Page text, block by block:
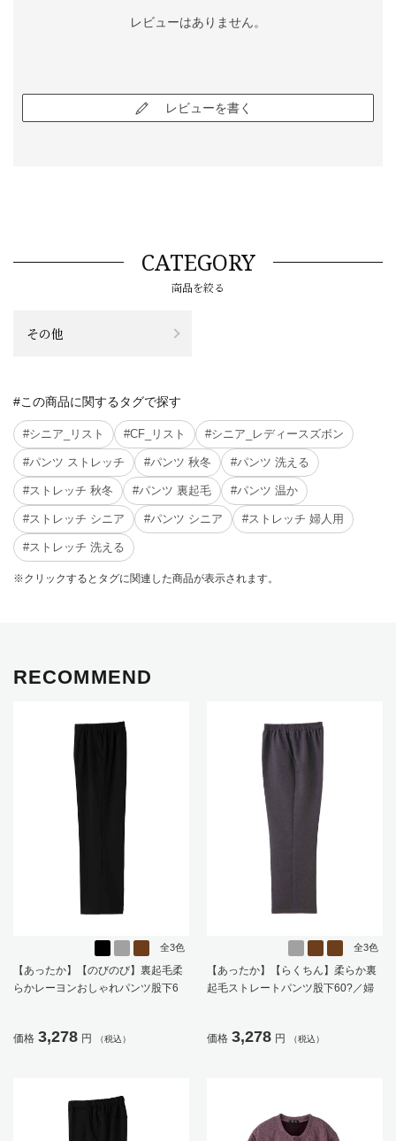
レビューはありません。
レビューを書く
CATEGORY
商品を絞る
その他
#この商品に関するタグで探す
#シニア_リスト #CF_リスト #シニア_レディースズボン
#パンツ ストレッチ #パンツ 秋冬 #パンツ 洗える
#ストレッチ 秋冬 #パンツ 裏起毛 #パンツ 温か
#ストレッチ シニア #パンツ シニア #ストレッチ 婦人用
#ストレッチ 洗える
※クリックするとタグに関連した商品が表示されます。
RECOMMEND
全3色
【あったか】【のびのび】裏起毛柔
らかレーヨンおしゃれパンツ股下6
る／名前記入欄付／洗濯機OK／両脇
価格 3,278 円 （税込）
全3色
【あったか】【らくちん】柔らか裏
起毛ストレートパンツ股下60?／婦
欄付／のびのび／おしゃれ／ギフト
価格 3,278 円 （税込）